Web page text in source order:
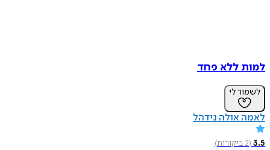
למות ללא פחד
לשמור לי
לאמה אולה נידהל
3.5
(
2ביקורות)